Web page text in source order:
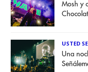
Mosh y
USTED
Una